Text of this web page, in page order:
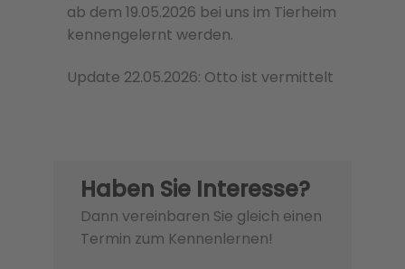
ab dem 19.05.2026 bei uns im Tierheim
kennengelernt werden.
Update 22.05.2026: Otto ist vermittelt
Haben Sie Interesse?
Dann vereinbaren Sie gleich einen
Termin zum Kennenlernen!